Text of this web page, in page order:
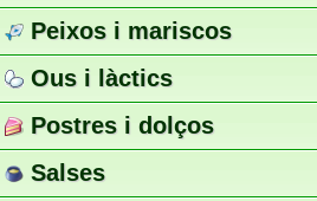
Peixos i mariscos
Ous i làctics
Postres i dolços
Salses